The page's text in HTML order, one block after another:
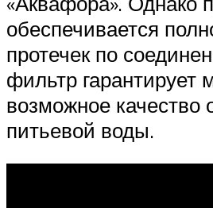
обеспечивается
протечек по
фильтр гарантирует
возможное качество
питьевой воды.